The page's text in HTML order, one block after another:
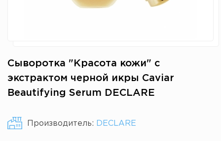
Сыворотка "Красота кожи" с
экстрактом черной икры Caviar
Beautifying Serum DECLARE
Производитель: DECLARE